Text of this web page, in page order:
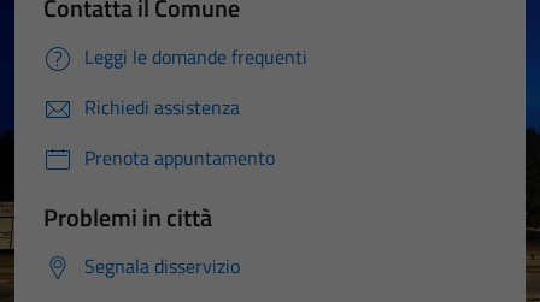
Contatta il Comune
Leggi le domande frequenti
Richiedi assistenza
Prenota appuntamento
Problemi in città
Segnala disservizio